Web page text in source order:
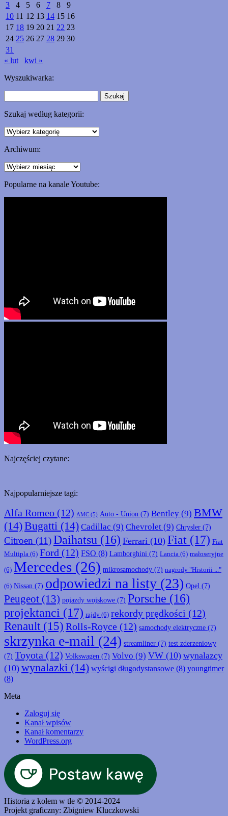
3
4 5 6 7 8
9
10 11 12 13 14 15 16
17 18 19 20 21 22 23
24 25 26 27 28 29 30
31
« lut
kwi »
Wyszukiwarka:
Szukaj według kategorii:
Szukaj
kategorii:
Archiwum:
Archiwum:
Popularne na kanale Youtube:
Najczęściej czytane:
Najpopularniejsze tagi:
Alfa Romeo (12) AMC (5) Auto - Union (7) Bentley (9) BMW
(14)Bugatti (14) Cadillac (9) Chevrolet (9) Chrysler (7)
Citroen (11)Daihatsu (16) Ferrari (10) Fiat (17) Fiat
Multipla (6) Ford (12) FSO (8) Lamborghini (7) Lancia (6) małoseryjne
(6) Mercedes (26) mikrosamochody (7) nagrody "Historii ..."
(6) Nissan (7) odpowiedzi na listy (23) Opel (7)
Peugeot (13) pojazdy wojskowe (7) Porsche (16)
projektanci (17) rajdy (6) rekordy prędkości (12)
Renault (15) Rolls-Royce (12) samochody elektryczne (7)
skrzynka e-mail (24) streamliner (7) test zderzeniowy
(7) Toyota (12) Volkswagen (7) Volvo (9) VW (10) wynalazcy
(10) wynalazki (14) wyścigi długodystansowe (8) youngtimer
(8)
Meta
Zaloguj się
Kanał wpisów
Kanał komentarzy
WordPress.org
Historia z kołem w tle © 2014-2024
Projekt graficzny: Zbigniew Kluczkowski